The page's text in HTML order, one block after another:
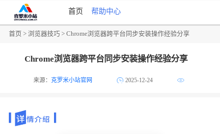
首页 帮助中心
首页 >浏览器技巧 > Chrome浏览器跨平台同步安装操作经验分享
Chrome浏览器跨平台同步安装操作经验分享
来源：克罗米小站官网 2025-12-24